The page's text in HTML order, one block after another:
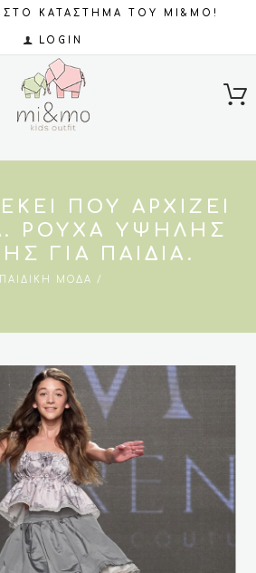
ΚΑΤΑΣΤΗΜΑ ΤΟΥ MI&MO!
LOGIN
ΠΟΥ ΑΡΧΊΖΕΙ
ΡΟΎΧΑ ΥΨΗΛΉΣ
ΓΙΑ ΠΑΙΔΙΆ.
ΠΑΙΔΙΚΉ ΜΌΔΑ